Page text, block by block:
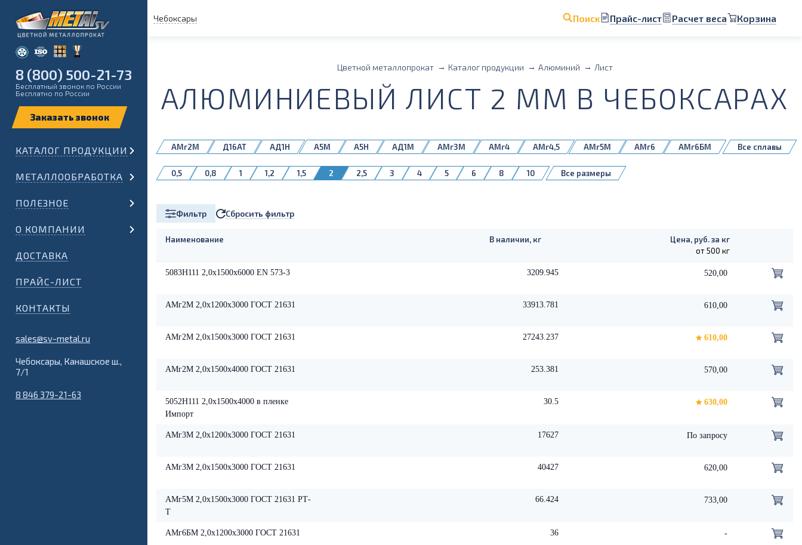
Чебоксары Поиск Прайс-лист Расчет веса Корзина
8 (800) 500-21-73
Бесплатный звонок по России
Бесплатно по России
КАТАЛОГ ПРОДУКЦИИ
МЕТАЛЛООБРАБОТКА
ПОЛЕЗНОЕ
О КОМПАНИИ
ДОСТАВКА
ПРАЙС-ЛИСТ
КОНТАКТЫ
sales@sv-metal.ru
Чебоксары, Канашское ш.,
7/1
8 846 379-21-63
Цветной металлопрокат Каталог продукции Алюминий Лист
АЛЮМИНИЕВЫЙ ЛИСТ 2 ММ В ЧЕБОКСАРАХ
АМг2М Д16АТ АД1Н А5М А5Н АД1М АМг3М АМг4 АМг4,5 АМг5М АМг6
АМг6БМ
Все сплавы
0,5 0,8 1 1,2 1,5 2 2,5 3 4 5 6 8 10 Все размеры
Фильтр Сбросить фильтр
Наименование В наличии, кг
Цена, руб. за кг
от 500 кг
5083Н111 2,0х1500х6000 EN 573-3 3209.945 520,00
АМг2М 2,0х1200х3000 ГОСТ 21631 33913.781 610,00
АМг2М 2,0х1500х3000 ГОСТ 21631 27243.237 610,00
АМг2М 2,0х1500х4000 ГОСТ 21631 253.381 570,00
5052Н111 2,0х1500х4000 в пленке
Импорт
30.5 630,00
АМг3М 2,0х1200х3000 ГОСТ 21631 17627 По запросу
АМг3М 2,0х1500х3000 ГОСТ 21631 40427 620,00
АМг5М 2,0х1500х3000 ГОСТ 21631 РТ-
Т
66.424 733,00
АМг6БМ 2,0х1200х3000 ГОСТ 21631 36 -